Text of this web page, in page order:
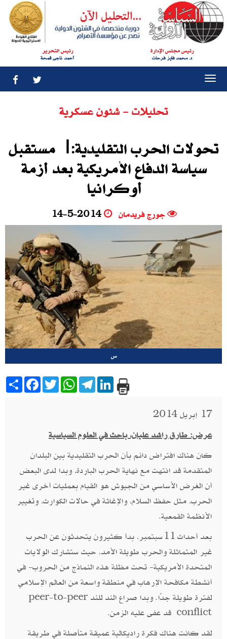
رئيس مجلس الإدارة
د. محمد فايز فرحات
رئيس التحرير
أحمد ناجى قمحة
تحليلات - شئون عسكرية
تحولات الحرب التقليدية:| مستقبل
سياسة الدفاع الأمريكية بعد أزمة
أوكرانيا
جورج فريدمان 14-5-2014
س
Share Facebook
TwitterWhatsAppTelegramLinkedIn
17 إبريل 2014
عرض: طارق راشد عليان، باحث في العلوم السياسية
كان هناك افتراض دائم بأن الحرب التقليدية بين البلدان
المتقدمة قد انتهت مع نهاية الحرب الباردة، وبدا لدى البعض
أن الغرض الأساسي من الجيوش هو القيام بعمليات أخرى غير
الحرب، مثل حفظ السلام، والإغاثة في حالات الكوارث، وتغيير
الأنظمة القمعية.
بعد أحداث 11سبتمبر، بدأ كثيرون يتحدثون عن الحرب
غير المتماثلة والحرب طويلة الأمد، حيث ستشارك الولايات
المتحدة الأمريكية- تحت مظلة هذه النماذج من الحروب- في
أنشطة مكافحة الإرهاب في منطقة واسعة من العالم الإسلامي
لفترة طويلة جدًا. وبدا صراع الند للند peer-to-peer
conflict قد عفى عليه الزمن.
لقد كانت هناك فكرة راديكالية عميقة متأصلة في طريقة